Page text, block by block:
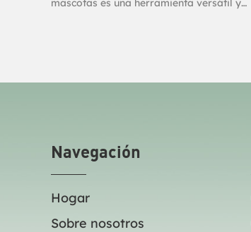
Navegación
Hogar
Sobre nosotros